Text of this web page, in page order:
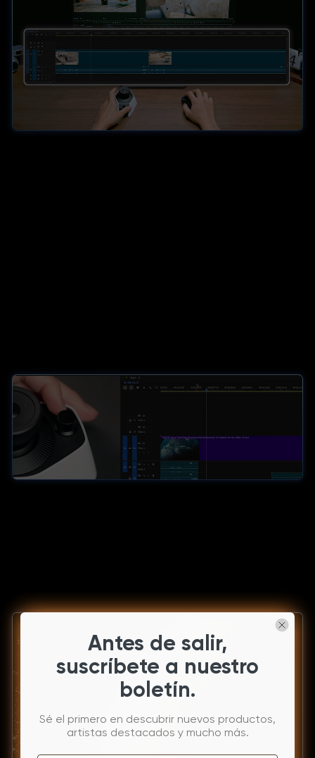
Antes de salir,
suscríbete a nuestro
boletín.
Sé el primero en descubrir nuevos productos,
artistas destacados y mucho más.